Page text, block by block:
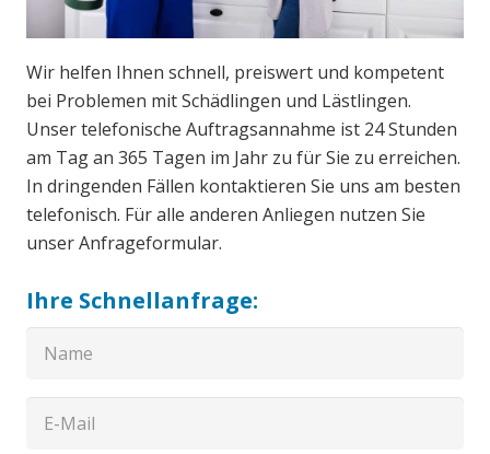
Wir helfen Ihnen schnell, preiswert und kompetent
bei Problemen mit Schädlingen und Lästlingen.
Unser telefonische Auftragsannahme ist 24 Stunden
am Tag an 365 Tagen im Jahr zu für Sie zu erreichen.
In dringenden Fällen kontaktieren Sie uns am besten
telefonisch. Für alle anderen Anliegen nutzen Sie
unser Anfrageformular.
Ihre Schnellanfrage: